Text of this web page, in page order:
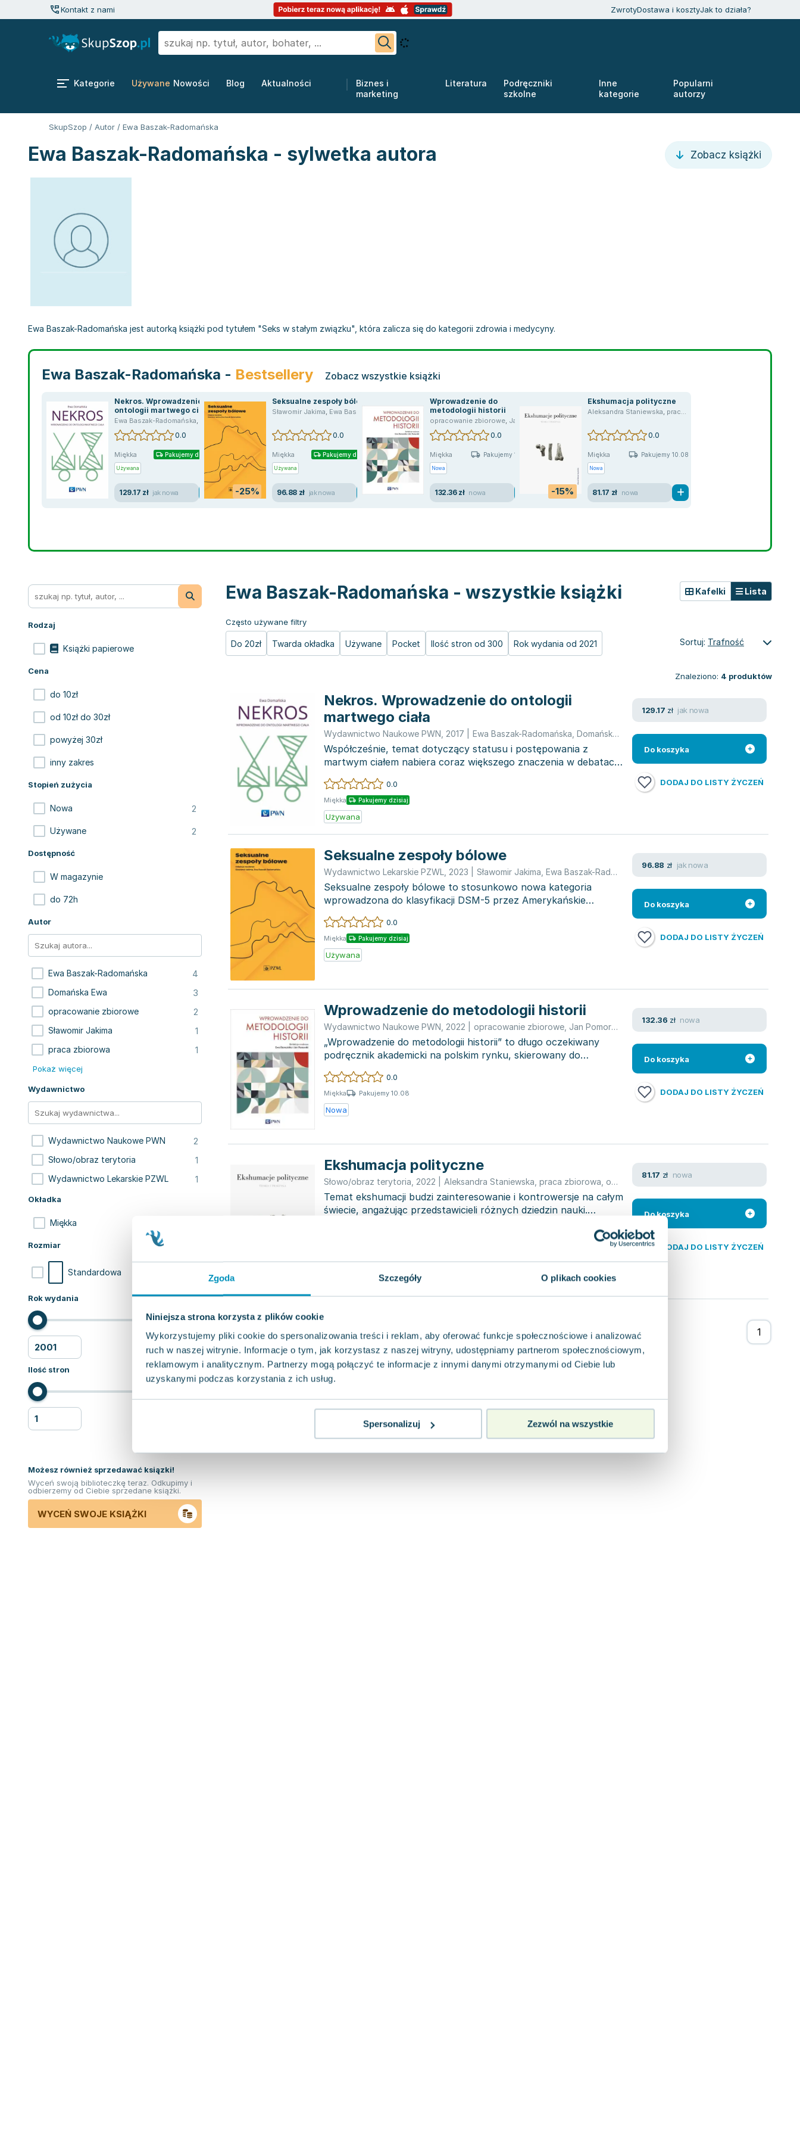
Zgoda Szczegóły O plikach cookies
Niniejsza strona korzysta z plików cookie
Wykorzystujemy pliki cookie do spersonalizowania treści i reklam, aby oferować funkcje społecznościowe i analizować
ruch w naszej witrynie. Informacje o tym, jak korzystasz z naszej witryny, udostępniamy partnerom społecznościowym,
reklamowym i analitycznym. Partnerzy mogą połączyć te informacje z innymi danymi otrzymanymi od Ciebie lub
uzyskanymi podczas korzystania z ich usług.
Spersonalizuj Zezwól na wszystkie
Kontakt z nami ZwrotyDostawa i kosztyJak to działa?
Kategorie Używane Nowości Blog Aktualności
Biznes i
marketing
Literatura
Podręczniki
szkolne
Inne
kategorie
Popularni
autorzy
SkupSzop / Autor / Ewa Baszak-Radomańska
Ewa Baszak-Radomańska - sylwetka autora Zobacz książki
Ewa Baszak-Radomańska jest autorką książki pod tytułem "Seks w stałym związku", która zalicza się do kategorii zdrowia i medycyny.
Ewa Baszak-Radomańska - Bestsellery Zobacz wszystkie książki
Nekros. Wprowadzenie do
ontologii martwego ciała
Ewa Baszak-Radomańska,
0.0
Miękka Pakujemy dzisiaj
Używana
129.17 zł jak nowa -25%
Seksualne zespoły bólowe
Sławomir Jakima, Ewa Baszak-Radomańska
0.0
Miękka Pakujemy dzisiaj
Używana
96.88 zł jak nowa
Wprowadzenie do
metodologii historii
opracowanie zbiorowe, Jan Pomorski , Ewa Baszak-Radomańska
0.0
Miękka Pakujemy 10.08
Nowa
132.36 zł nowa -15%
Ekshumacja polityczne
Aleksandra Staniewska, praca zbiorowa
0.0
Miękka Pakujemy 10.08
Nowa
81.17 zł nowa
Rodzaj
Książki papierowe
Cena
do 10zł
od 10zł do 30zł
powyżej 30zł
inny zakres
Stopień zużycia
Nowa 2
Używane 2
Dostępność
W magazynie
do 72h
Autor
Ewa Baszak-Radomańska 4
Domańska Ewa 3
opracowanie zbiorowe 2
Sławomir Jakima 1
praca zbiorowa 1
Pokaż więcej
Wydawnictwo
Wydawnictwo Naukowe PWN 2
Słowo/obraz terytoria 1
Wydawnictwo Lekarskie PZWL 1
Okładka
Miękka
Rozmiar
Standardowa
Rok wydania
Ilość stron
Możesz również sprzedawać ksiązki!
Wyceń swoją biblioteczkę teraz. Odkupimy i
odbierzemy od Ciebie sprzedane książki.
WYCEŃ SWOJE KSIĄŻKI
Ewa Baszak-Radomańska - wszystkie książki
Często używane filtry
Do 20zł Twarda okładka Używane Pocket Ilość stron od 300 Rok wydania od 2021
Kafelki Lista
Sortuj: Trafność
Znaleziono: 4 produktów
Nekros. Wprowadzenie do ontologii
martwego ciała
Wydawnictwo Naukowe PWN 2017 Ewa Baszak-Radomańska Domańska Ewa
Współcześnie, temat dotyczący statusu i postępowania z
martwym ciałem nabiera coraz większego znaczenia w debatach
etycznych. W mi...
0.0
Miękka Pakujemy dzisiaj
Używana
129.17 zł jak nowa
Do koszyka
DODAJ DO LISTY ŻYCZEŃ
Seksualne zespoły bólowe
Wydawnictwo Lekarskie PZWL 2023 Sławomir Jakima Ewa Baszak-Radomańska
Seksualne zespoły bólowe to stosunkowo nowa kategoria
wprowadzona do klasyfikacji DSM-5 przez Amerykańskie
Towarzystwo Psychiatryc...
0.0
Miękka Pakujemy dzisiaj
Używana
96.88 zł jak nowa
Do koszyka
DODAJ DO LISTY ŻYCZEŃ
Wprowadzenie do metodologii historii
Wydawnictwo Naukowe PWN 2022 opracowanie zbiorowe Jan Pomorski Ewa Baszak-Radomańska Domańska Ewa
„Wprowadzenie do metodologii historii” to długo oczekiwany
podręcznik akademicki na polskim rynku, skierowany do
studentów histori...
0.0
Miękka Pakujemy 10.08
Nowa
132.36 zł nowa
Do koszyka
DODAJ DO LISTY ŻYCZEŃ
Ekshumacja polityczne
Słowo/obraz terytoria 2022 Aleksandra Staniewska praca zbiorowa opracowanie zbiorowe Ewa Baszak-Radomańska
Temat ekshumacji budzi zainteresowanie i kontrowersje na całym
świecie, angażując przedstawicieli różnych dziedzin nauki.
Nowa
81.17 zł nowa
Do koszyka
DODAJ DO LISTY ŻYCZEŃ